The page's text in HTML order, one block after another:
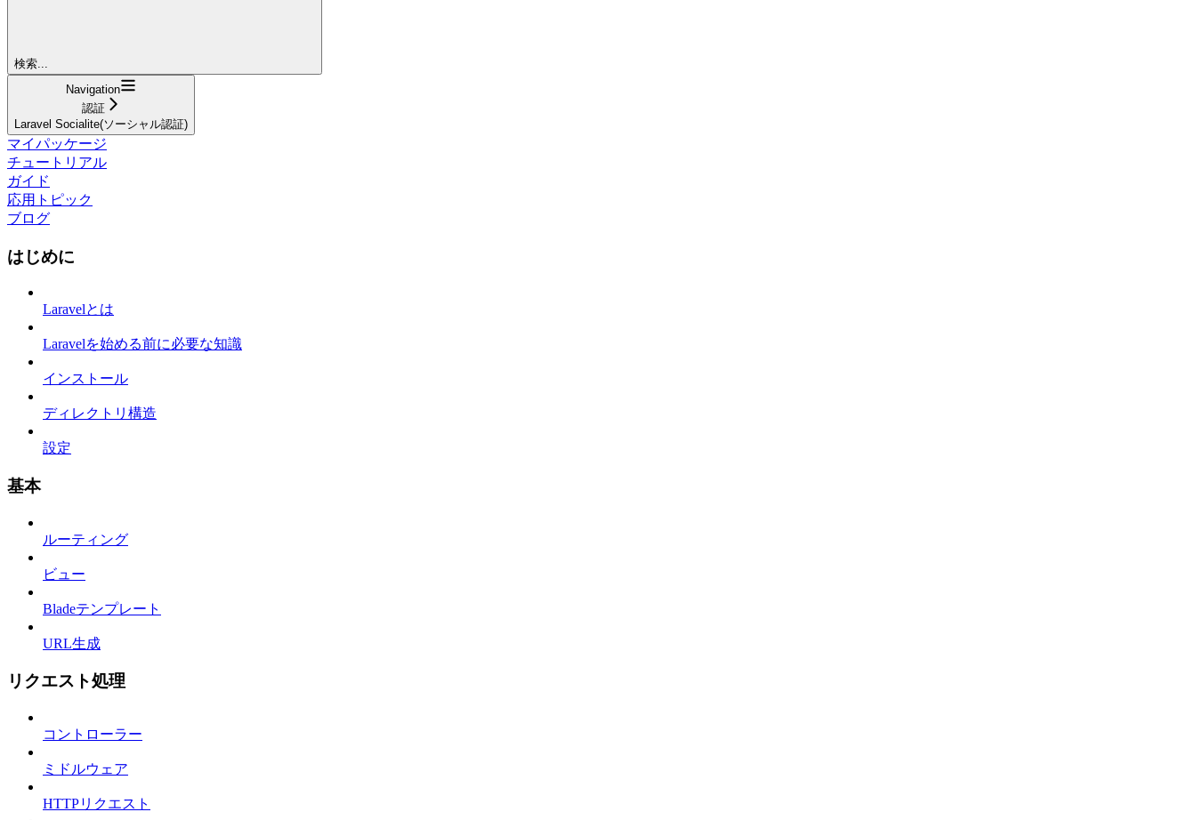
検索...
Navigation
認証
Laravel Socialite(ソーシャル認証)
マイパッケージ
チュートリアル
ガイド
応用トピック
ブログ
はじめに
Laravelとは
Laravelを始める前に必要な知識
インストール
ディレクトリ構造
設定
基本
ルーティング
ビュー
Bladeテンプレート
URL生成
リクエスト処理
コントローラー
ミドルウェア
HTTPリクエスト